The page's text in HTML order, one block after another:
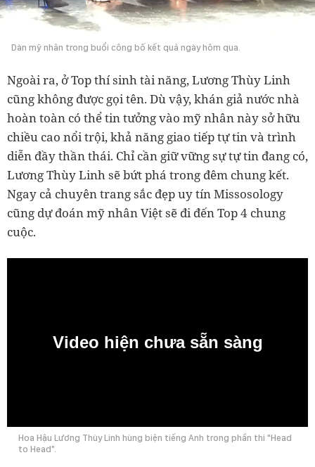
Dàn mỹ nhân trong buổi công bố kết quả ngày hôm qua.
Ngoài ra, ở Top thí sinh tài năng, Lương Thùy Linh
cũng không được gọi tên. Dù vậy, khán giả nước nhà
hoàn toàn có thể tin tưởng vào mỹ nhân này sở hữu
chiều cao nổi trội, khả năng giao tiếp tự tin và trình
diễn đầy thần thái. Chỉ cần giữ vững sự tự tin đang có,
Lương Thùy Linh sẽ bứt phá trong đêm chung kết.
Ngay cả chuyên trang sắc đẹp uy tín Missosology
cũng dự đoán mỹ nhân Việt sẽ đi đến Top 4 chung
cuộc.
Video hiện chưa sẵn sàng
Hoa Hậu Lương Thùy Linh hùng biện tiếng Anh trong phần thi "Head
to Head".